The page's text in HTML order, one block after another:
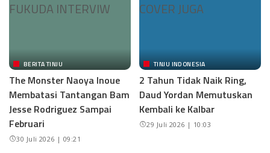
BERITA TINJU
The Monster Naoya Inoue
Membatasi Tantangan Bam
Jesse Rodriguez Sampai
Februari
30 Juli 2026 | 09:21
TINJU INDONESIA
2 Tahun Tidak Naik Ring,
Daud Yordan Memutuskan
Kembali ke Kalbar
29 Juli 2026 | 10:03